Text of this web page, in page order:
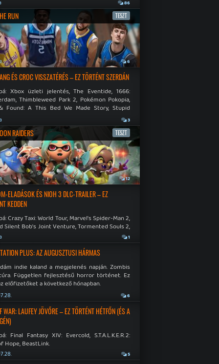
86
RUN TESZT
6
ÉS CROC VISSZATÉRÉS – EZ TÖRTÉNT SZERDÁN
Xbox üzleti jelentés, The Eventide, 1666:
Thimbleweed Park 2, Pokémon Pokopia,
Found: A This Bed We Made Story, Stupid
3
RAIDERS TESZT
12
ELADÁSOK ÉS NIOH 3 DLC-TRAILER – EZ
KEDDEN
Crazy Taxi: World Tour, Marvel's Spider-Man 2,
Silent Bob's Joint Venture, Tormented Souls 2,
Room in Hell, Slain 2: The Beast Within.
1
PLUS: AZ AUGUSZTUSI HÁRMAS
indie kaland a megjelenés napján. Zombis
Független fejlesztésű horror történet. Ez
előfizetőket a következő hónapban.
6
WAR: LAUFEY JÖVŐRE – EZ TÖRTÉNT HÉTFŐN (ÉS A
Final Fantasy XIV: Evercold, S.T.A.L.K.E.R.2:
Hope, BeastLink.
5